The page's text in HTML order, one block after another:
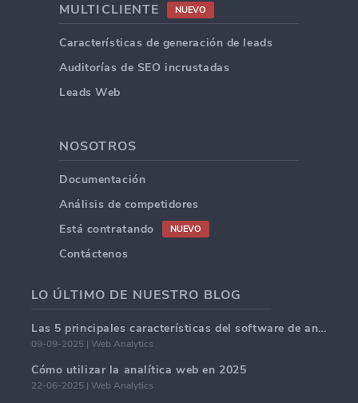
MULTICLIENTE NUEVO
Características de generación de leads
Auditorías de SEO incrustadas
Leads Web
NOSOTROS
Documentación
Análisis de competidores
Está contratando
NUEVO
Contáctenos
LO ÚLTIMO DE NUESTRO BLOG
Las 5 principales características del software de análisis web en 2025.
09-09-2025 | Web Analytics
Cómo utilizar la analítica web en 2025
22-06-2025 | Web Analytics